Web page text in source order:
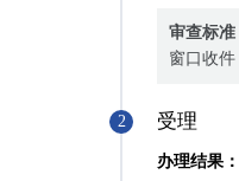
审查标准
窗口收件
2 受理
办理结果：